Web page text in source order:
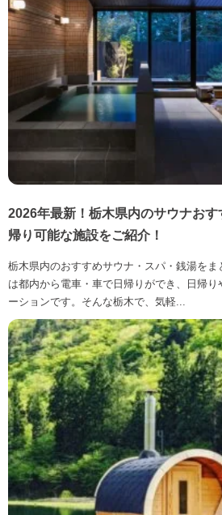
2026年最新！栃木県内のサウナおす
帰り可能な施設をご紹介！
栃木県内のおすすめサウナ・スパ・銭湯を
は都内から電車・車で日帰りができ、日帰
ーションです。そんな栃木で、気軽...